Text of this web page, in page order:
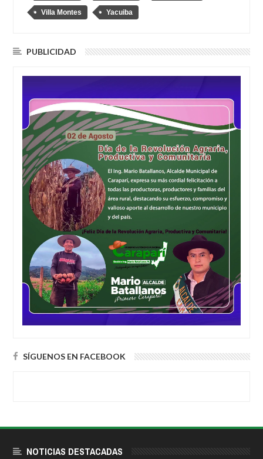
Villa Montes Yacuiba
PUBLICIDAD
SÍGUENOS EN FACEBOOK
NOTICIAS DESTACADAS